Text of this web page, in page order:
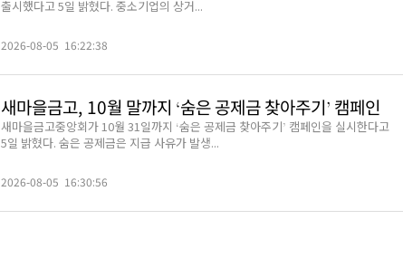
출시했다고 5일 밝혔다. 중소기업의 상거...
2026-08-05 16:22:38
새마을금고, 10월 말까지 ‘숨은 공제금 찾아주기’ 캠페인
새마을금고중앙회가 10월 31일까지 ‘숨은 공제금 찾아주기’ 캠페인을 실시한다고
5일 밝혔다. 숨은 공제금은 지급 사유가 발생...
2026-08-05 16:30:56